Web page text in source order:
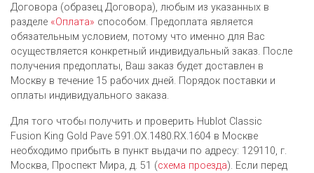
Договора (образец Договора), любым из указанных в
разделе «Оплата» способом. Предоплата является
обязательным условием, потому что именно для Вас
осуществляется конкретный индивидуальный заказ. После
получения предоплаты, Ваш заказ будет доставлен в
Москву в течение 15 рабочих дней. Порядок поставки и
оплаты индивидуального заказа.
Для того чтобы получить и проверить Hublot Classic
Fusion King Gold Pave 591.OX.1480.RX.1604 в Москве
необходимо прибыть в пункт выдачи по адресу: 129110, г.
Москва, Проспект Мира, д. 51 (схема проезда). Если перед